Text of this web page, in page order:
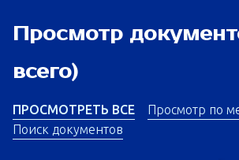
Просмотр
всего)
ПРОСМОТРЕТЬ ВСЕ
Просмотр по
Поиск документов